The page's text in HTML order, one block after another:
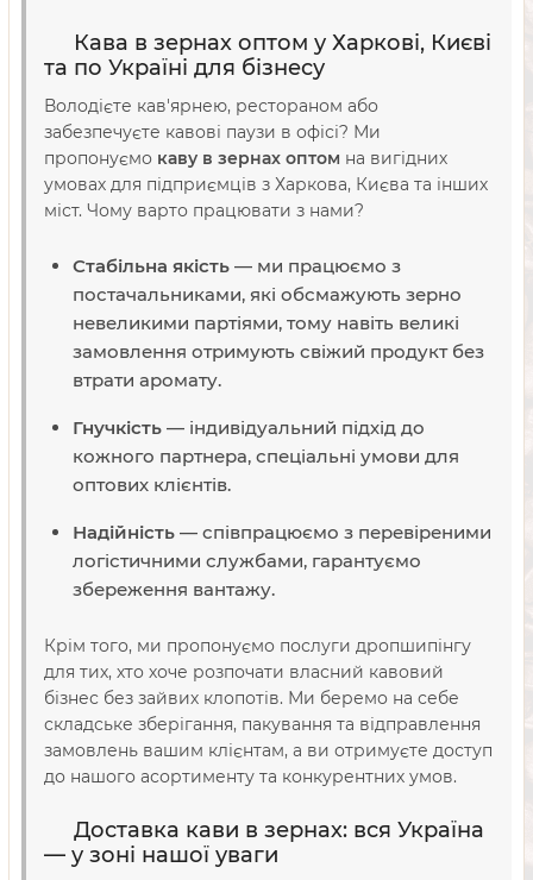
Кава в зернах оптом у Харкові, Києві
та по Україні для бізнесу
Володієте кав'ярнею, рестораном або
забезпечуєте кавові паузи в офісі? Ми
пропонуємо каву в зернах оптом на вигідних
умовах для підприємців з Харкова, Києва та інших
міст. Чому варто працювати з нами?
Стабільна якість — ми працюємо з
постачальниками, які обсмажують зерно
невеликими партіями, тому навіть великі
замовлення отримують свіжий продукт без
втрати аромату.
Гнучкість — індивідуальний підхід до
кожного партнера, спеціальні умови для
оптових клієнтів.
Надійність — співпрацюємо з перевіреними
логістичними службами, гарантуємо
збереження вантажу.
Крім того, ми пропонуємо послуги дропшипінгу
для тих, хто хоче розпочати власний кавовий
бізнес без зайвих клопотів. Ми беремо на себе
складське зберігання, пакування та відправлення
замовлень вашим клієнтам, а ви отримуєте доступ
до нашого асортименту та конкурентних умов.
Доставка кави в зернах: вся Україна
— у зоні нашої уваги